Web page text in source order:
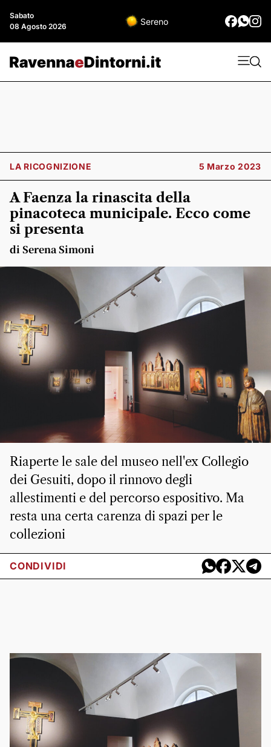
Sabato
08 Agosto 2026
Sereno
LA RICOGNIZIONE 5 Marzo 2023
A Faenza la rinascita della
pinacoteca municipale. Ecco come
si presenta
di Serena Simoni
Riaperte le sale del museo nell'ex Collegio
dei Gesuiti, dopo il rinnovo degli
allestimenti e del percorso espositivo. Ma
resta una certa carenza di spazi per le
collezioni
CONDIVIDI